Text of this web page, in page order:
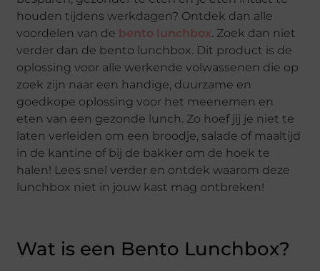
houden tijdens werkdagen? Ontdek dan alle
voordelen van de bento lunchbox. Zoek dan niet
verder dan de bento lunchbox. Dit product is de
oplossing voor alle werkende volwassenen die op
zoek zijn naar een handige, duurzame en
goedkope oplossing voor het meenemen en
eten van een gezonde lunch. Zo hoef jij je niet te
laten verleiden om een broodje, salade of maaltijd
in de kantine of bij de bakker om de hoek te
halen! Lees snel verder en ontdek waarom deze
lunchbox niet in jouw kast mag ontbreken!
Wat is een Bento Lunchbox?